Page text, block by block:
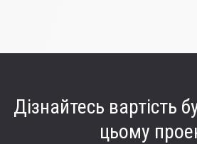
Дізнайтесь вартість
цьому